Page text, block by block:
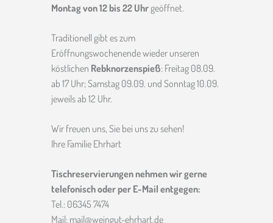
Montag von 12 bis 22 Uhr geöffnet.
Traditionell gibt es zum
Eröffnungswochenende wieder unseren
köstlichen Rebknorzenspieß: Freitag 08.09.
ab 17 Uhr; Samstag 09.09. und Sonntag 10.09.
jeweils ab 12 Uhr.
Wir freuen uns, Sie bei uns zu sehen!
Ihre Familie Ehrhart
Tischreservierungen nehmen wir gerne
telefonisch oder per E-Mail entgegen:
Tel.: 06345 7474
Mail: mail@weingut-ehrhart.de